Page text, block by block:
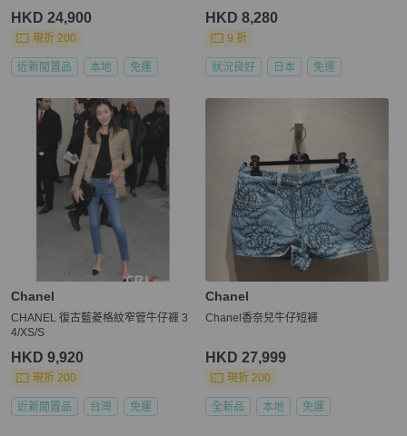
HKD 24,900
現折 200
近新閒置品 本地 免運
HKD 8,280
9 折
狀況良好 日本 免運
Chanel
CHANEL 復古藍菱格紋窄管牛仔褲 3
4/XS/S
HKD 9,920
現折 200
近新閒置品 台灣 免運
Chanel
Chanel香奈兒牛仔短褲
HKD 27,999
現折 200
全新品 本地 免運